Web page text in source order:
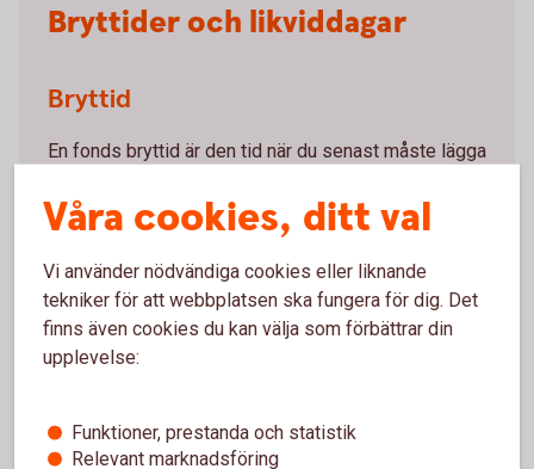
Bryttider och likviddagar
Bryttid
En fonds bryttid är den tid när du senast måste lägga
närmast efter bryttiden. Om ordern kommer in efter
bryttiden flyttas din order till nästa bankdags bryttid.
Likviddag
Likviddagen är den dag som pengarna kommer in på
fondens handelsinfo.
Våra cookies, ditt val
Vi använder nödvändiga cookies eller liknande
tekniker för att webbplatsen ska fungera för dig. Det
finns även cookies du kan välja som förbättrar din
upplevelse:
Funktioner, prestanda och statistik
Relevant marknadsföring